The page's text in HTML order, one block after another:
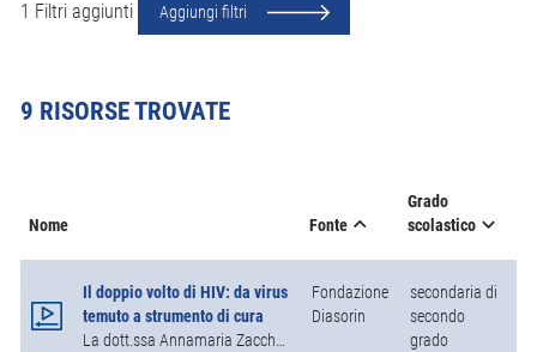
1 Filtri aggiunti Aggiungi filtri
9 RISORSE TROVATE
Nome Fonte
Grado
scolastico
Il doppio volto di HIV: da virus
temuto a strumento di cura
Fondazione
Diasorin
secondaria di
secondo
grado